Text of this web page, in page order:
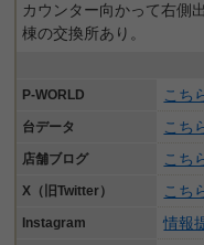
カウンター向かって右側
棟の交換所あり。
P-WORLD
こち
台データ こち
店舗ブログ こち
X（旧Twitter） こち
Instagram 情報